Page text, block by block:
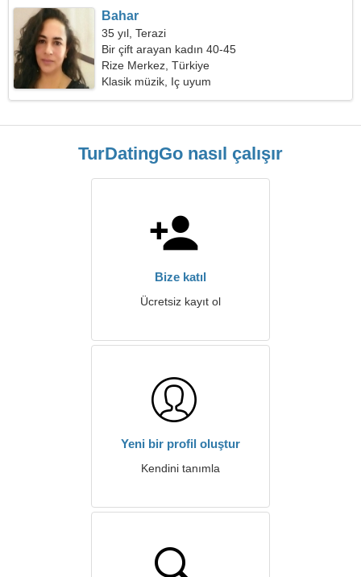
Bahar
35 yıl, Terazi
Bir çift arayan kadın 40-45
Rize Merkez, Türkiye
Klasik müzik, Iç uyum
TurDatingGo nasıl çalışır
Bize katıl
Ücretsiz kayıt ol
Yeni bir profil oluştur
Kendini tanımla